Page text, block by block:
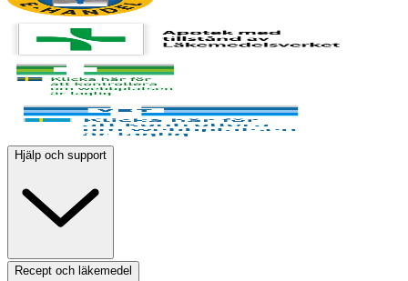
Hjälp och support
Recept och läkemedel